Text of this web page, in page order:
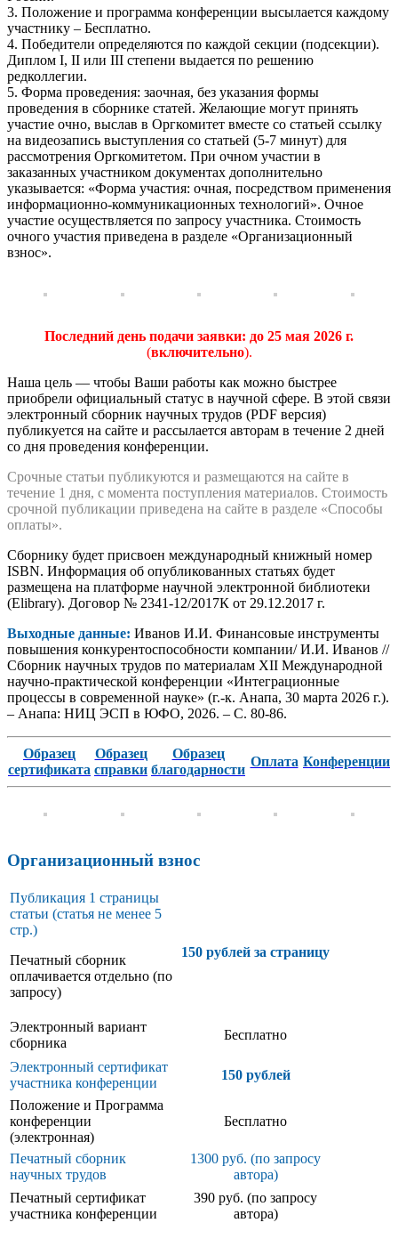
3. Положение и программа конференции высылается каждому
участнику – Бесплатно.
4. Победители определяются по каждой секции (подсекции).
Диплом I, II или III степени выдается по решению
редколлегии.
5. Форма проведения: заочная, без указания формы
проведения в сборнике статей. Желающие могут принять
участие очно, выслав в Оргкомитет вместе со статьей ссылку
на видеозапись выступления со статьей (5-7 минут) для
рассмотрения Оргкомитетом. При очном участии в
заказанных участником документах дополнительно
указывается: «Форма участия: очная, посредством применения
информационно-коммуникационных технологий». Очное
участие осуществляется по запросу участника. Стоимость
очного участия приведена в разделе «Организационный
взнос».
Последний день подачи заявки: до 25 мая 2026 г.
(включительно).
Наша цель — чтобы Ваши работы как можно быстрее
приобрели официальный статус в научной сфере. В этой связи
электронный сборник научных трудов (PDF версия)
публикуется на сайте и рассылается авторам в течение 2 дней
со дня проведения конференции.
Срочные статьи публикуются и размещаются на сайте в
течение 1 дня, с момента поступления материалов. Стоимость
срочной публикации приведена на сайте в разделе «Способы
оплаты».
Сборнику будет присвоен международный книжный номер
ISBN. Информация об опубликованных статьях будет
размещена на платформе научной электронной библиотеки
(Elibrary). Договор № 2341-12/2017К от 29.12.2017 г.
Выходные данные: Иванов И.И. Финансовые инструменты
повышения конкурентоспособности компании/ И.И. Иванов //
Сборник научных трудов по материалам XII Международной
научно-практической конференции «Интеграционные
процессы в современной науке» (г.-к. Анапа, 30 марта 2026 г.).
– Анапа: НИЦ ЭСП в ЮФО, 2026. – С. 80-86.
Образец
сертификата
Образец
справки
Образец
благодарности
Оплата Конференции
Организационный взнос
Публикация 1 страницы
статьи (статья не менее 5
стр.)
Печатный сборник
оплачивается отдельно (по
запросу)
150 рублей за страницу
Электронный вариант
сборника
Бесплатно
Электронный сертификат
участника конференции
150 рублей
Положение и Программа
конференции
(электронная)
Бесплатно
Печатный сборник
научных трудов
1300 руб. (по запросу
автора)
Печатный сертификат
участника конференции
390 руб. (по запросу
автора)